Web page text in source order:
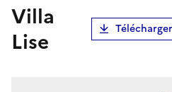
Villa
Lise
Télécharger